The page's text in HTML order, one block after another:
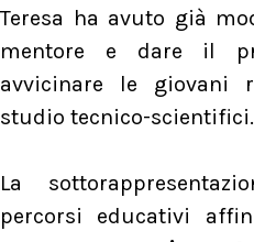
Teresa ha avuto già
mentore e dare il
avvicinare le giovani
studio tecnico-scientifici.
La
percorsi educativi